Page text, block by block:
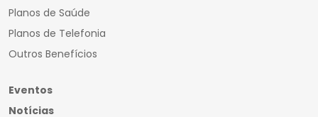
Planos de Saúde
Planos de Telefonia
Outros Benefícios
Eventos
Notícias